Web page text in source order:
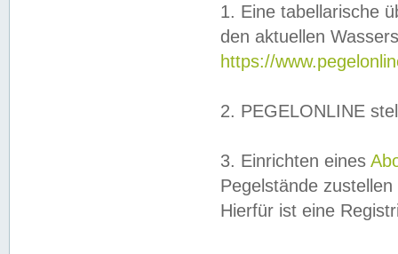
1. Eine tabellarische
den aktuellen
https://
2. PEGELONLINE
3. Einrichten eines
Pegelstände
Hierfür ist eine